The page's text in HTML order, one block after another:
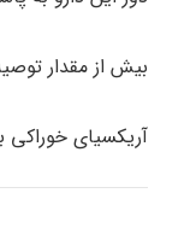
بیش از مقدار
آریکسیای خوراکی